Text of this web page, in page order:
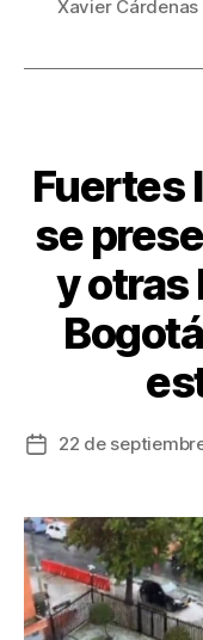
o
o
Xavier Cárdenas
Fuertes
se
y otras
Fecha
entrada
22 de